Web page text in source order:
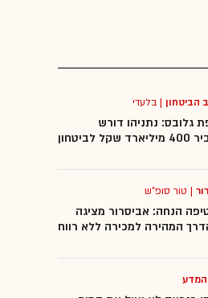
הביטחון |בלעדי
גלובס: נתניהו דורש
לביטחון
| טור סופ"ש
הנחה: אביסרור מציגה
המהירה למכירה ללא רווח
המדע